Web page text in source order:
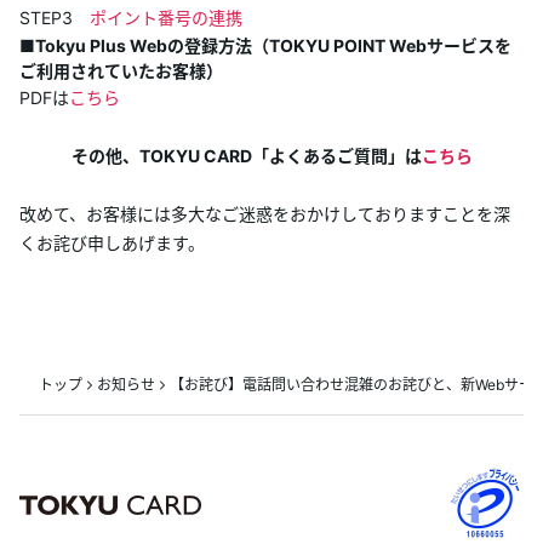
STEP3 ポイント番号の連携
■Tokyu Plus Webの登録方法（TOKYU POINT Webサービスを
ご利用されていたお客様）
PDFはこちら
その他、TOKYU CARD「よくあるご質問」はこちら
改めて、お客様には多大なご迷惑をおかけしておりますことを深
くお詫び申しあげます。
トップ お知らせ 【お詫び】電話問い合わせ混雑のお詫びと、新Webサ